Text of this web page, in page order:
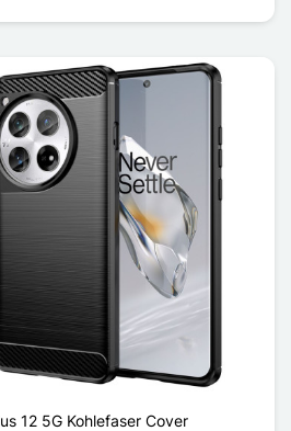
12 5G Kohlefaser Cover